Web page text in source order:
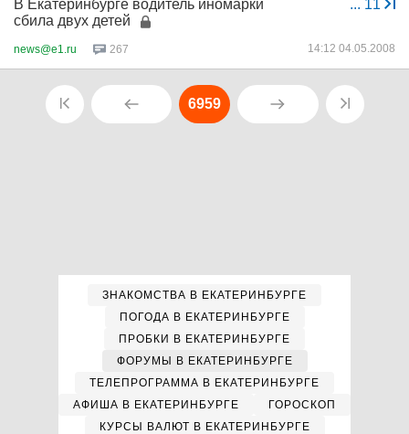
... 11
В Екатеринбурге водитель иномарки
сбила двух детей
news@e1.ru 267 14:12 04.05.2008
6959
ЗНАКОМСТВА В ЕКАТЕРИНБУРГЕ
ПОГОДА В ЕКАТЕРИНБУРГЕ
ПРОБКИ В ЕКАТЕРИНБУРГЕ
ФОРУМЫ В ЕКАТЕРИНБУРГЕ
ТЕЛЕПРОГРАММА В ЕКАТЕРИНБУРГЕ
АФИША В ЕКАТЕРИНБУРГЕ
ГОРОСКОП
КУРСЫ ВАЛЮТ В ЕКАТЕРИНБУРГЕ